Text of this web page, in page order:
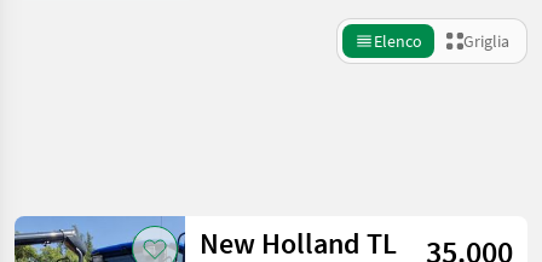
Elenco Griglia
ricerca
New Holland TL
35.000